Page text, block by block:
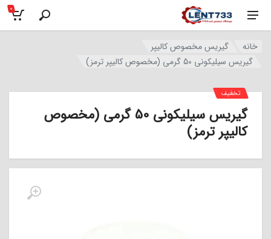
0
خانه
گیریس مخصوص کالیپر
گیریس سیلیکونی 50 گرمی (مخصوص کالیپر ترمز)
گیریس سیلیکونی 50 گرمی (مخصوص
کالیپر ترمز)
تخفیف